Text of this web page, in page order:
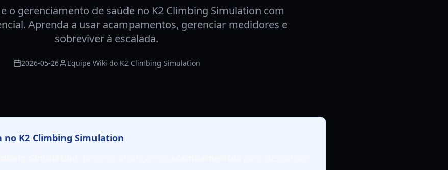
o gerenciamento de saúde no K2 Climbing Simulation com
Aprenda a usar acampamentos, gerenciar medidores e
sobreviver à escalada.
2026-05-26 Equipe Wiki do K2 Climbing Simulation
no K2 Climbing Simulation